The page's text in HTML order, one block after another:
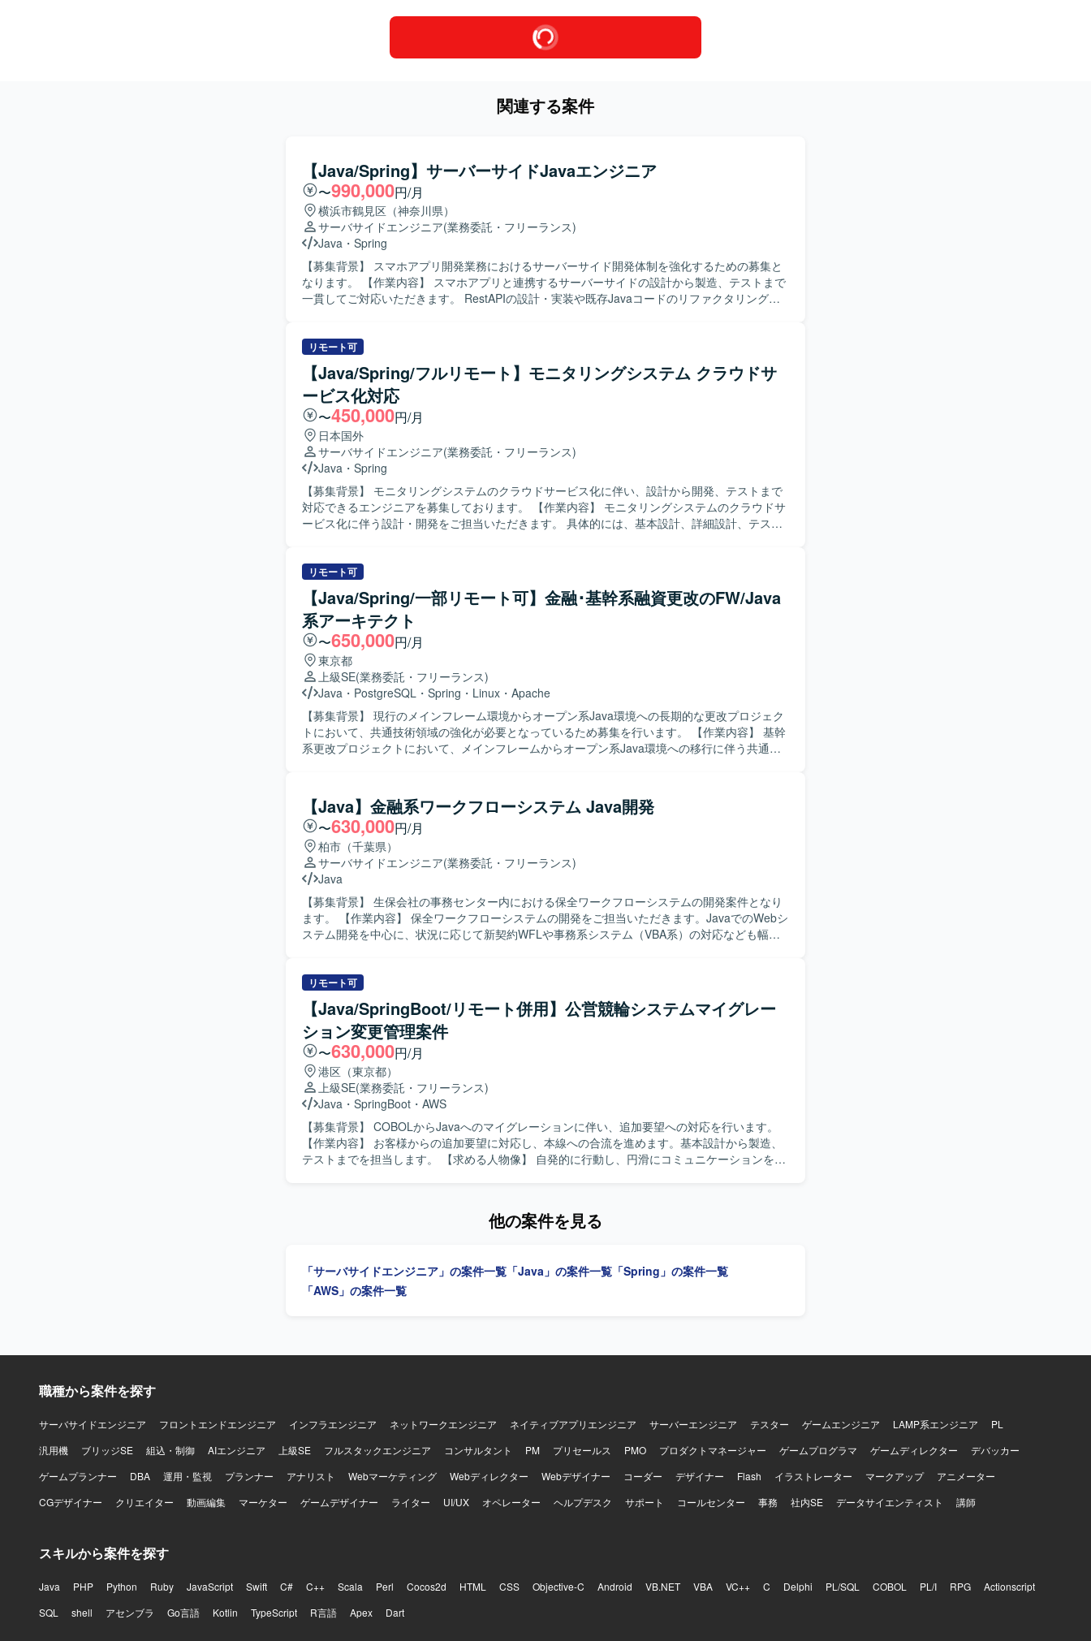
関連する案件
【Java/Spring】サーバーサイドJavaエンジニア
〜990,000円/月
横浜市鶴見区（神奈川県）
サーバサイドエンジニア(業務委託・フリーランス)
Java ・ Spring
【募集背景】 スマホアプリ開発業務におけるサーバーサイド開発体制を強化するための募集と
なります。 【作業内容】 スマホアプリと連携するサーバーサイドの設計から製造、テストまで
一貫してご対応いただきます。 RestAPIの設計・実装や既存Javaコードのリファクタリングを
ナ環境構築や動作確認を実施していただきます。 【求める人物像】 設計からテストまで主体的
に対応できる方を求めております。 チームメンバーとコミュニケーションを取りながら開発を
進められる方を歓迎いたします。 既存コードの改善やリファクタリングに前向きに取り組める
方ですと望ましいです。 【ポジションの魅力】 サーバーサイド開発の上流から下流まで一貫し
て携わることができ、設計力・実装力ともに経験を積んでいただけます。 RestAPIやDockerな
どモダンなサーバーサイド技術を活かしつつ、継続的な改善にも関わっていただけます。 【開
発環境】 JavaおよびSpring Frameworkを用いたサーバーサイド開発を行います。 Git/GitHubに
よるバージョン管理のもと、Dockerを利用したコンテナ環境で開発・テストを実施いたしま
す。
リモート可
【Java/Spring/フルリモート】モニタリングシステム クラウドサ
ービス化対応
〜450,000円/月
日本国外
サーバサイドエンジニア(業務委託・フリーランス)
Java ・ Spring
【募集背景】 モニタリングシステムのクラウドサービス化に伴い、設計から開発、テストまで
対応できるエンジニアを募集しております。 【作業内容】 モニタリングシステムのクラウドサ
ービス化に伴う設計・開発をご担当いただきます。 具体的には、基本設計、詳細設計、テスト
す。 【求める人物像】 主体的にコミュニケーションを取りながら業務を推進できる方を求めて
おります。 【ポジションの魅力】 モニタリングシステムのクラウドサービス化という上流工程
からリリースまで一連の工程に携わることができ、設計からテストまで幅広い経験を積むこと
ができます。AI（Cloud Code）を活用した開発に関わることで、新しい開発手法にも触れてい
ただけます。 【開発環境】 Java、Spring、SQL、AI（Cloud Code）などを用いたWebシステ
ム開発環境です。
リモート可
【Java/Spring/一部リモート可】金融･基幹系融資更改のFW/Java
系アーキテクト
〜650,000円/月
東京都
上級SE(業務委託・フリーランス)
Java ・ PostgreSQL ・ Spring ・ Linux ・ Apache
【募集背景】 現行のメインフレーム環境からオープン系Java環境への長期的な更改プロジェク
トにおいて、共通技術領域の強化が必要となっているため募集を行います。 【作業内容】 基幹
系更改プロジェクトにおいて、メインフレームからオープン系Java環境への移行に伴う共通技
ジュールの検討・作成・管理、課題管理などのプロジェクト資料の作成および管理、開発者へ
の仕様説明からQA対応、テスト作業（結合・総合・リグレッションテスト等）やデータ移行・
切替作業の支援を行っていただきます。 【求める人物像】 自発的に必要なタスクを洗い出し、
1人称で主体的に作業を進められる方を求めています。関係者とのコミュニケーションを取りな
がら課題を整理し、改善に向けて能動的に動ける方が望ましいです。 【ポジションの魅力】 大
規模な金融・基幹系システムの更改プロジェクトに長期的に関わることで、メインフレームか
らオープン系への移行ノウハウや、SPRING/Javaおよびクラウドを活用した共通基盤・共通技
術の設計・運用に関する知見を幅広く習得していただけます。PM補佐や共通技術支援として上
流から関与できるため、アーキテクト志向やテックリード志向の方にも適したポジションで
す。 【開発環境】 現行環境としては富士通メインフレーム、AIM、SystemWaker、AIM/DB、
JBoss、Springフレームワーク、Javaなどを用いたオープン系環境となります。開発言語として
Java、SQL、shell、HTML、JSP、DBとしてPostgreSQLなどを使用します。
【Java】金融系ワークフローシステム Java開発
〜630,000円/月
柏市（千葉県）
サーバサイドエンジニア(業務委託・フリーランス)
Java
【募集背景】 生保会社の事務センター内における保全ワークフローシステムの開発案件となり
ます。 【作業内容】 保全ワークフローシステムの開発をご担当いただきます。JavaでのWebシ
ステム開発を中心に、状況に応じて新契約WFLや事務系システム（VBA系）の対応なども幅広
ただける方ですと望ましいです。 【ポジションの魅力】 金融系の大規模なワークフローシステ
ム開発に携わることができ、保全業務や新契約に関連する業務知識を習得しながら、Javaを中
心としたアプリケーション開発スキルを高めていただけます。 【開発環境】 Javaを用いたWeb
システム開発環境となり、状況によりVBA系の事務システムにもご対応いただきます。
リモート可
【Java/SpringBoot/リモート併用】公営競輪システムマイグレー
ション変更管理案件
〜630,000円/月
港区（東京都）
上級SE(業務委託・フリーランス)
Java ・ SpringBoot ・ AWS
【募集背景】 COBOLからJavaへのマイグレーションに伴い、追加要望への対応を行います。
【作業内容】 お客様からの追加要望に対応し、本線への合流を進めます。基本設計から製造、
テストまでを担当します。 【求める人物像】 自発的に行動し、円滑にコミュニケーションを取
他の案件を見る
「サーバサイドエンジニア」の案件一覧 「Java」の案件一覧 「Spring」の案件一覧
「AWS」の案件一覧
職種から案件を探す
サーバサイドエンジニア フロントエンドエンジニア インフラエンジニア ネットワークエンジニア ネイティブアプリエンジニア サーバーエンジニア テスター ゲームエンジニア LAMP系エンジニア
PL
汎用機
ブリッジSE 組込・制御 AIエンジニア 上級SE フルスタックエンジニア コンサルタント PM プリセールス PMO プロダクトマネージャー ゲームプログラマ ゲームディレクター
デバッカー
ゲームプランナー
DBA 運用・監視 プランナー アナリスト Webマーケティング Webディレクター Webデザイナー コーダー デザイナー Flash イラストレーター マークアップ
アニメーター
CGデザイナー
クリエイター 動画編集 マーケター ゲームデザイナー ライター UI/UX オペレーター ヘルプデスク サポート コールセンター 事務 社内SE データサイエンティスト 講師
スキルから案件を探す
Java PHP Python Ruby JavaScript Swift C# C++ Scala Perl Cocos2d HTML CSS Objective-C Android VB.NET VBA VC++ C Delphi PL/SQL COBOL PL/I RPG
Actionscript
SQL
shell アセンブラ Go言語 Kotlin TypeScript R言語 Apex Dart